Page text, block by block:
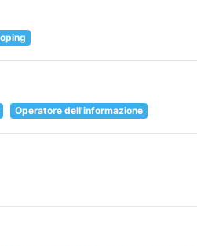
Operatore dell'informazione